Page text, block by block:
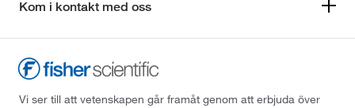
Kom i kontakt med oss
Vi ser till att vetenskapen går framåt genom att erbjuda över